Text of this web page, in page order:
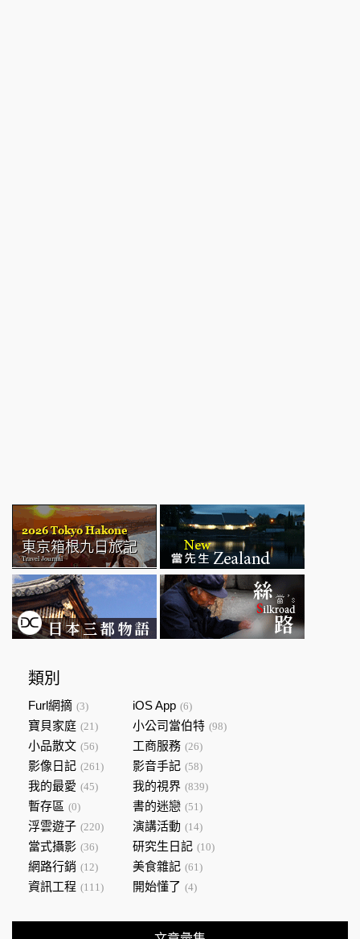
類別
Furl網摘 (3) iOS App (6)
寶貝家庭 (21) 小公司當伯特 (98)
小品散文 (56) 工商服務 (26)
影像日記 (261) 影音手記 (58)
我的最愛 (45) 我的視界 (839)
暫存區 (0) 書的迷戀 (51)
浮雲遊子 (220) 演講活動 (14)
當式攝影 (36) 研究生日記 (10)
網路行銷 (12) 美食雜記 (61)
資訊工程 (111) 開始懂了 (4)